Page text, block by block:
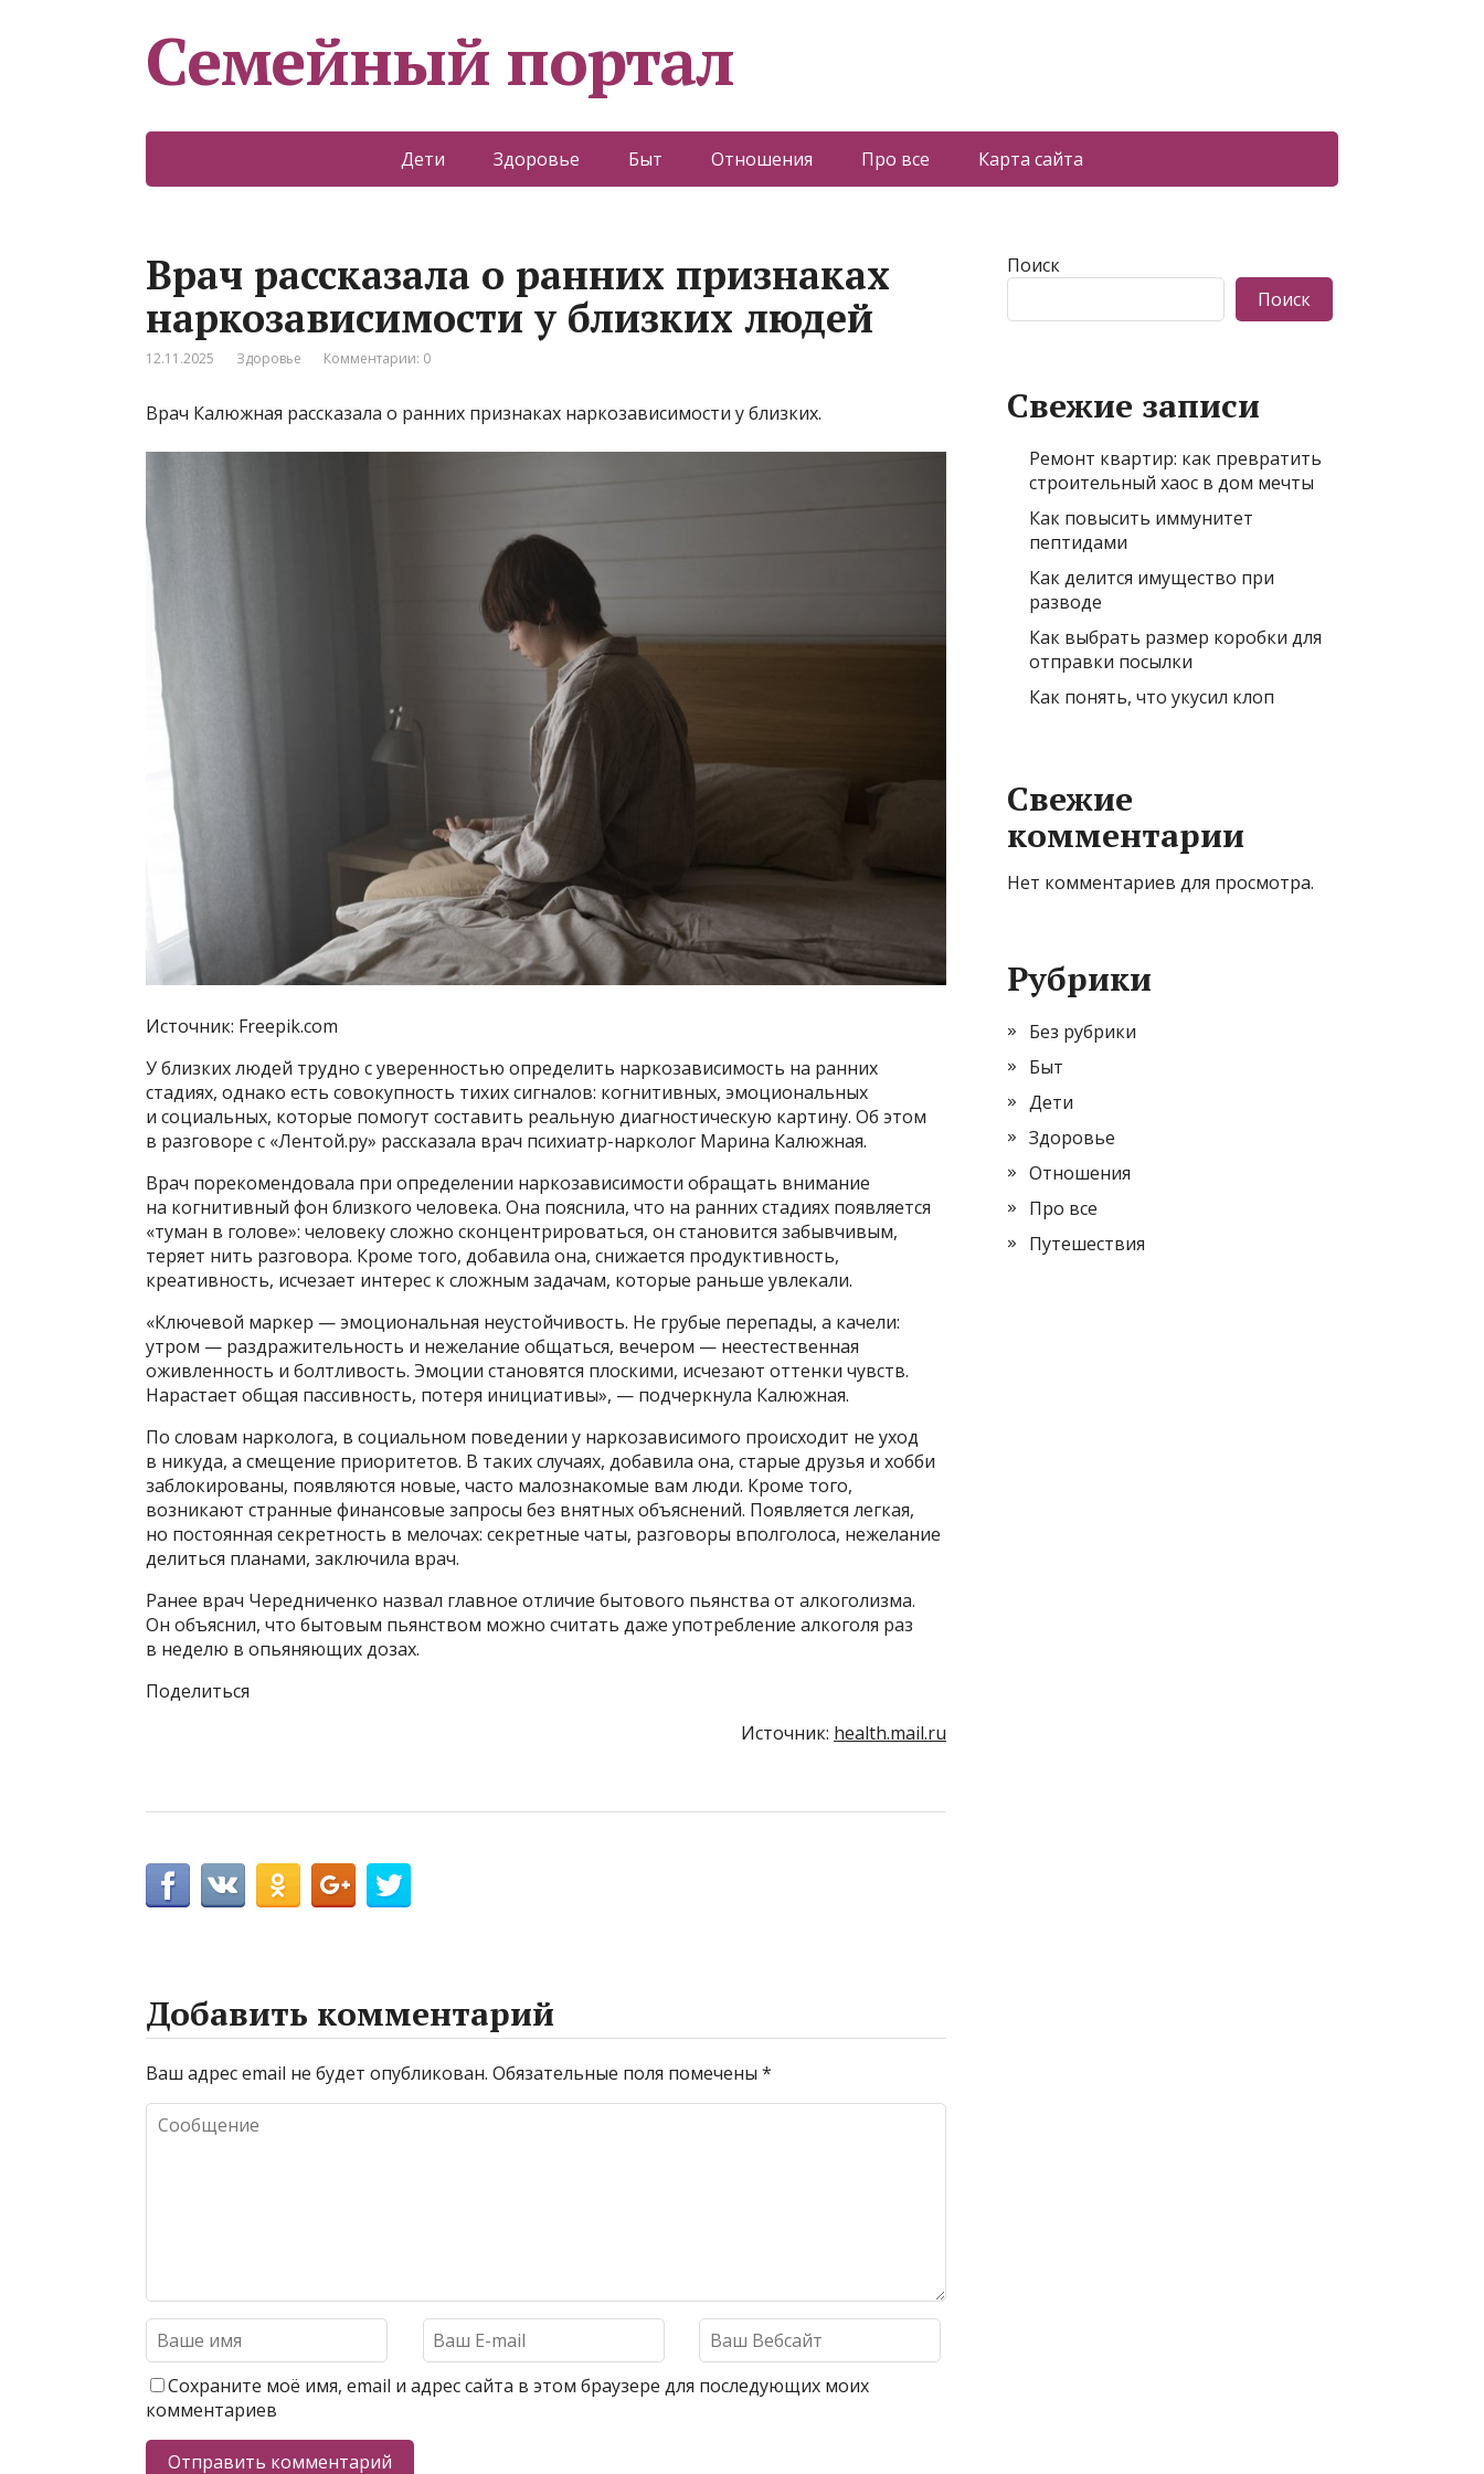
Семейный портал
Дети Здоровье Быт Отношения Про все Карта сайта
Врач рассказала о ранних признаках
наркозависимости у близких людей
12.11.2025 Здоровье Комментарии: 0
Врач Калюжная рассказала о ранних признаках наркозависимости у близких.
Источник: Freepik.com
У близких людей трудно с уверенностью определить наркозависимость на ранних
стадиях, однако есть совокупность тихих сигналов: когнитивных, эмоциональных
и социальных, которые помогут составить реальную диагностическую картину. Об этом
в разговоре с «Лентой.ру» рассказала врач психиатр-нарколог Марина Калюжная.
Врач порекомендовала при определении наркозависимости обращать внимание
на когнитивный фон близкого человека. Она пояснила, что на ранних стадиях появляется
«туман в голове»: человеку сложно сконцентрироваться, он становится забывчивым,
теряет нить разговора. Кроме того, добавила она, снижается продуктивность,
креативность, исчезает интерес к сложным задачам, которые раньше увлекали.
«Ключевой маркер — эмоциональная неустойчивость. Не грубые перепады, а качели:
утром — раздражительность и нежелание общаться, вечером — неестественная
оживленность и болтливость. Эмоции становятся плоскими, исчезают оттенки чувств.
Нарастает общая пассивность, потеря инициативы», — подчеркнула Калюжная.
По словам нарколога, в социальном поведении у наркозависимого происходит не уход
в никуда, а смещение приоритетов. В таких случаях, добавила она, старые друзья и хобби
заблокированы, появляются новые, часто малознакомые вам люди. Кроме того,
возникают странные финансовые запросы без внятных объяснений. Появляется легкая,
но постоянная секретность в мелочах: секретные чаты, разговоры вполголоса, нежелание
делиться планами, заключила врач.
Ранее врач Чередниченко назвал главное отличие бытового пьянства от алкоголизма.
Он объяснил, что бытовым пьянством можно считать даже употребление алкоголя раз
в неделю в опьяняющих дозах.
Поделиться
Источник: health.mail.ru
Добавить комментарий
Ваш адрес email не будет опубликован. Обязательные поля помечены *
Сохраните моё имя, email и адрес сайта в этом браузере для последующих моих
комментариев
Поиск
Поиск
Свежие записи
Ремонт квартир: как превратить
строительный хаос в дом мечты
Как повысить иммунитет
пептидами
Как делится имущество при
разводе
Как выбрать размер коробки для
отправки посылки
Как понять, что укусил клоп
Свежие
комментарии
Нет комментариев для просмотра.
Рубрики
Без рубрики
Быт
Дети
Здоровье
Отношения
Про все
Путешествия